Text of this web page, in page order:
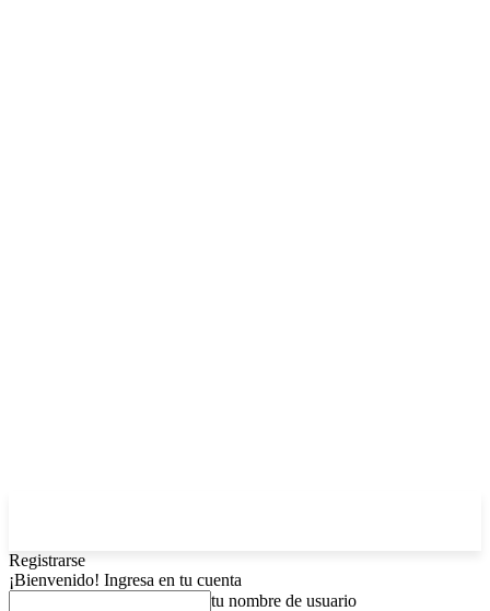
Registrarse
¡Bienvenido! Ingresa en tu cuenta
tu nombre de usuario